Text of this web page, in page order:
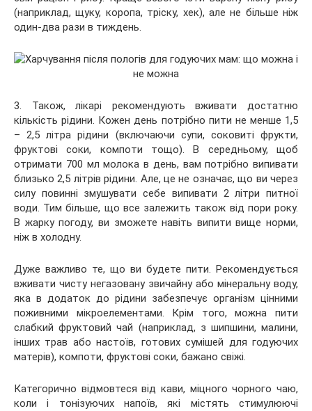
(наприклад, щуку, коропа, тріску, хек), але не більше ніж
один-два рази в тиждень.
3. Також, лікарі рекомендують вживати достатню
кількість рідини. Кожен день потрібно пити не менше 1,5
– 2,5 літра рідини (включаючи супи, соковиті фрукти,
фруктові соки, компоти тощо). В середньому, щоб
отримати 700 мл молока в день, вам потрібно випивати
близько 2,5 літрів рідини. Але, це не означає, що ви через
силу повинні змушувати себе випивати 2 літри питної
води. Тим більше, що все залежить також від пори року.
В жарку погоду, ви зможете навіть випити вище норми,
ніж в холодну.
Дуже важливо те, що ви будете пити. Рекомендується
вживати чисту негазовану звичайну або мінеральну воду,
яка в додаток до рідини забезпечує організм цінними
поживними мікроелементами. Крім того, можна пити
слабкий фруктовий чай (наприклад, з шипшини, малини,
інших трав або настоїв, готових сумішей для годуючих
матерів), компоти, фруктові соки, бажано свіжі.
Категорично відмовтеся від кави, міцного чорного чаю,
коли і тонізуючих напоїв, які містять стимулюючі